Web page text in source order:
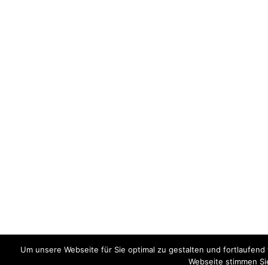
Um unsere Webseite für Sie optimal zu gestalten und
Webseite stimmen